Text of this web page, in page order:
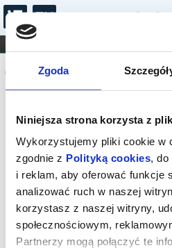
Zgoda
Niniejsza strona korzysta z
Wykorzystujemy pliki cookie w
zgodnie z Polityką cookies, do
i reklam, aby oferować funkcje
analizować ruch w naszej
korzystasz z naszej witryny,
społecznościowym,
Partnerzy mogą połączyć te
FILHARMONIA OPERA I BALET
DLA DZIECI
Komunikat
Sprzedaż biletów on-
została zakończona.